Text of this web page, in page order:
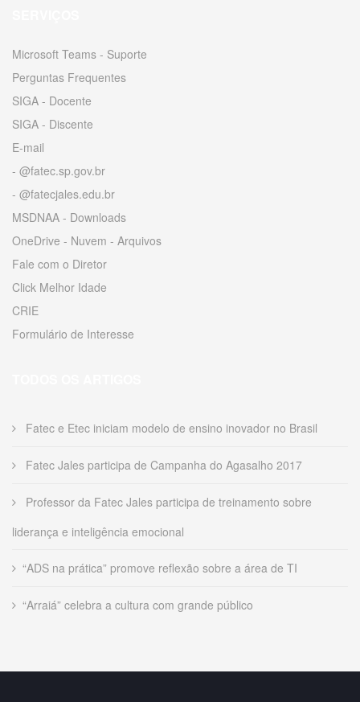
Microsoft Teams - Suporte
Perguntas Frequentes
SIGA - Docente
SIGA - Discente
E-mail
- @fatec.sp.gov.br
- @fatecjales.edu.br
MSDNAA - Downloads
OneDrive - Nuvem - Arquivos
Fale com o Diretor
Click Melhor Idade
CRIE
Formulário de Interesse
Fatec e Etec iniciam modelo de ensino inovador no Brasil
Fatec Jales participa de Campanha do Agasalho 2017
Professor da Fatec Jales participa de treinamento sobre
liderança e inteligência emocional
“ADS na prática” promove reflexão sobre a área de TI
“Arraiá” celebra a cultura com grande público